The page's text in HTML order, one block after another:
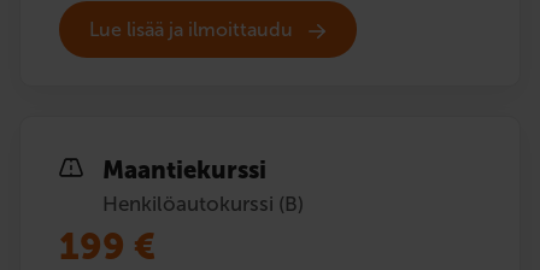
Lue lisää ja ilmoittaudu
Maantiekurssi
Henkilöautokurssi (B)
199 €